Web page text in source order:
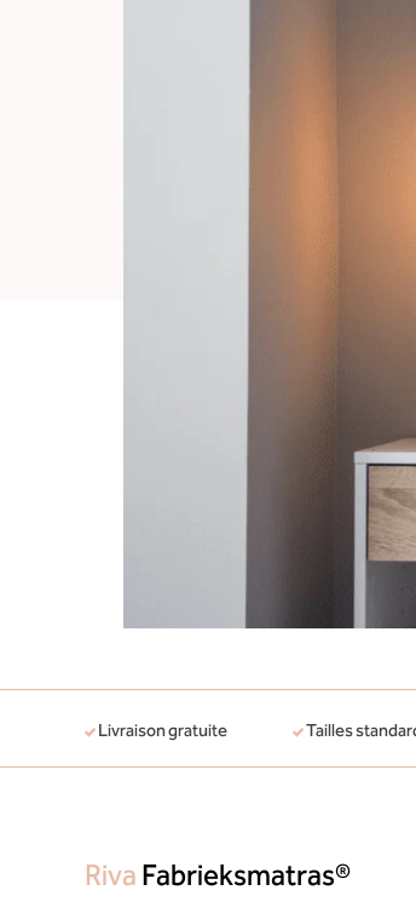
Livraison gratuite Tailles
Riva Fabrieksmatras®